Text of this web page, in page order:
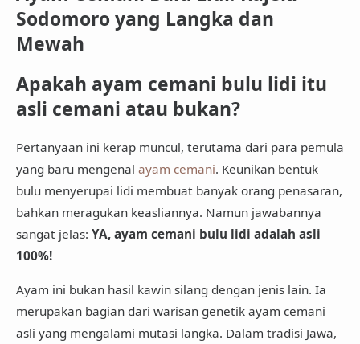
Sodomoro yang Langka dan
Mewah
Apakah ayam cemani bulu lidi itu
asli cemani atau bukan?
Pertanyaan ini kerap muncul, terutama dari para pemula
yang baru mengenal ayam cemani. Keunikan bentuk
bulu menyerupai lidi membuat banyak orang penasaran,
bahkan meragukan keasliannya. Namun jawabannya
sangat jelas: YA, ayam cemani bulu lidi adalah asli
100%!
Ayam ini bukan hasil kawin silang dengan jenis lain. Ia
merupakan bagian dari warisan genetik ayam cemani
asli yang mengalami mutasi langka. Dalam tradisi Jawa,